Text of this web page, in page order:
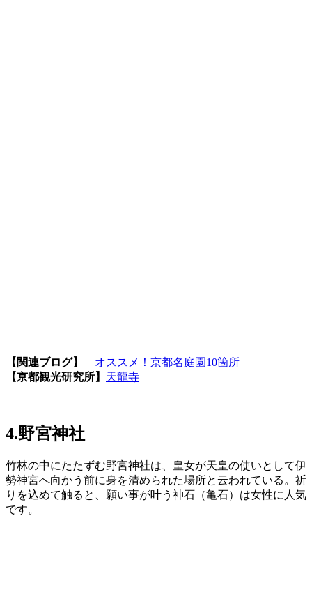
【関連ブログ】
オススメ！京都名庭園10箇所
【京都観光研究所】 天龍寺
4.野宮神社
竹林の中にたたずむ野宮神社は、皇女が天皇の使いとして伊
勢神宮へ向かう前に身を清められた場所と云われている。祈
りを込めて触ると、願い事が叶う神石（亀石）は女性に人気
です。